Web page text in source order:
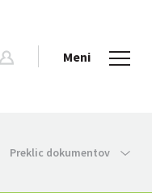
Meni
Preklic dokumentov